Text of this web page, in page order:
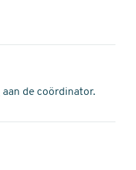
aan de coördinator.